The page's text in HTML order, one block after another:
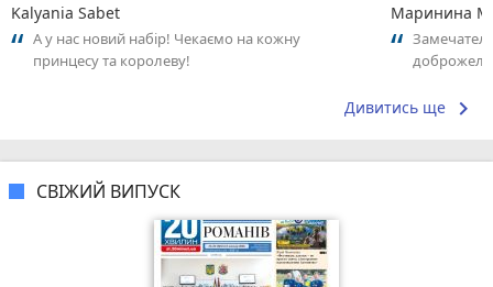
Kalyania Sabet
А у нас новий набір! Чекаємо на кожну
принцесу та королеву!
Маринина
Дивитись ще keyboard_arrow_right
СВІЖИЙ ВИПУСК